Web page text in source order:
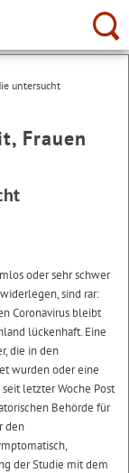
untersucht
Frauen
oder sehr schwer
sind rar:
Coronavirus bleibt
lückenhaft. Eine
die in den
wurden oder eine
letzter Woche Post
Behörde für
den
der Studie mit dem